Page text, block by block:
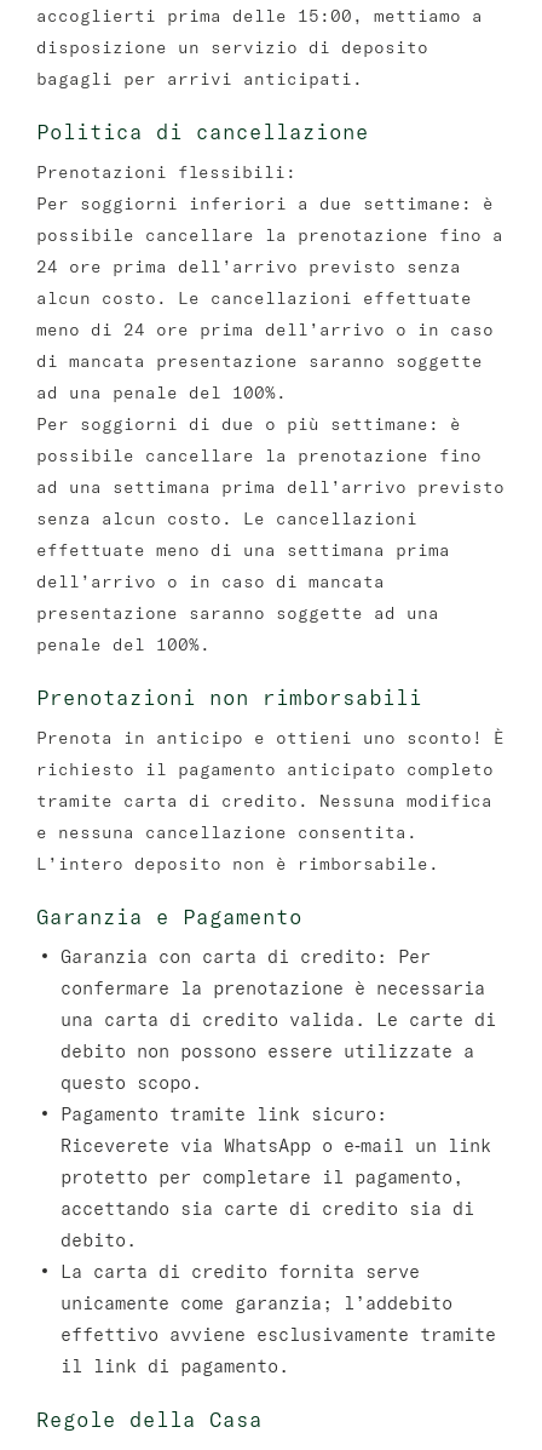
accoglierti prima delle 15:00, mettiamo a
disposizione un servizio di deposito
bagagli per arrivi anticipati.
Politica di cancellazione
Prenotazioni flessibili:
Per soggiorni inferiori a due settimane: è
possibile cancellare la prenotazione fino a
24 ore prima dell’arrivo previsto senza
alcun costo. Le cancellazioni effettuate
meno di 24 ore prima dell’arrivo o in caso
di mancata presentazione saranno soggette
ad una penale del 100%.
Per soggiorni di due o più settimane: è
possibile cancellare la prenotazione fino
ad una settimana prima dell’arrivo previsto
senza alcun costo. Le cancellazioni
effettuate meno di una settimana prima
dell’arrivo o in caso di mancata
presentazione saranno soggette ad una
penale del 100%.
Prenotazioni non rimborsabili
Prenota in anticipo e ottieni uno sconto! È
richiesto il pagamento anticipato completo
tramite carta di credito. Nessuna modifica
e nessuna cancellazione consentita.
L’intero deposito non è rimborsabile.
Garanzia e Pagamento
Garanzia con carta di credito:
Per
confermare la prenotazione è necessaria
una carta di credito valida. Le carte di
debito non possono essere utilizzate a
questo scopo.
Pagamento tramite link sicuro:
Riceverete via WhatsApp o e‑mail un link
protetto per completare il pagamento,
accettando sia carte di credito sia di
debito.
La carta di credito fornita serve
unicamente come garanzia; l’addebito
effettivo avviene esclusivamente tramite
il link di pagamento.
Regole della Casa